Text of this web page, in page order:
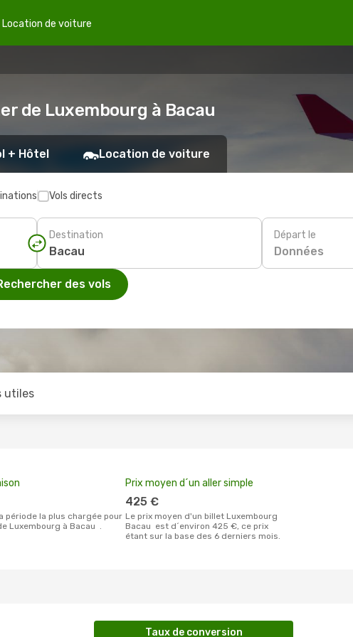
Location de voiture
de Luxembourg à Bacau
+ Hôtel Location de voiture
Vols directs
Destination Départ le
Données
des vols
utiles
Luxembourg à Bacau .
Prix moyen d´un aller simple
425 €
Le prix moyen d'un billet Luxembourg
Bacau est d´environ 425 €, ce prix
étant sur la base des 6 derniers mois.
Taux de conversion